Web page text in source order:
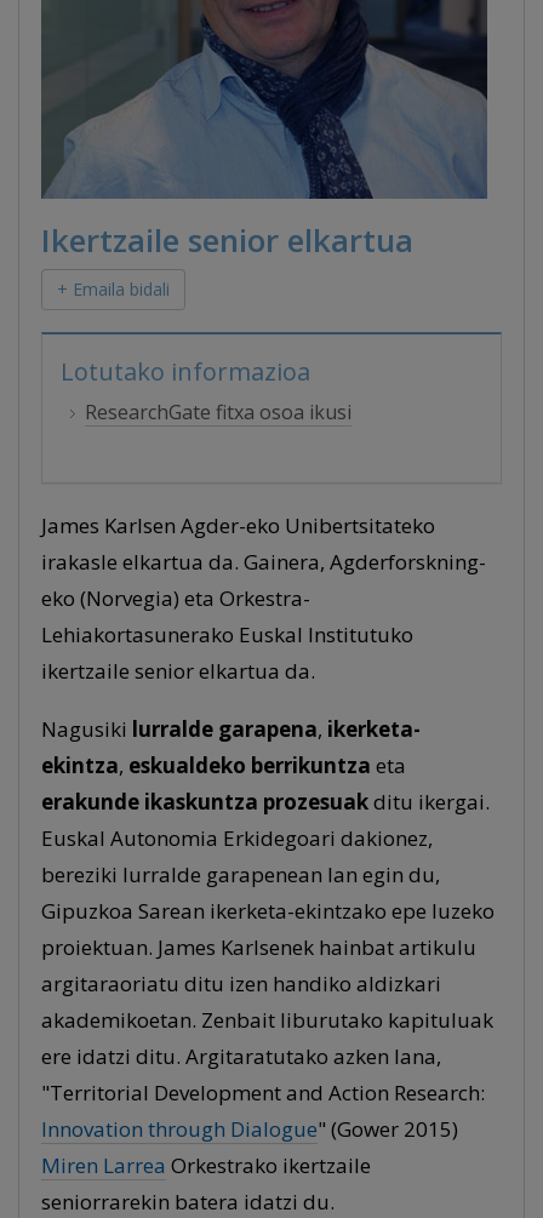
Ikertzaile senior elkartua
+ Emaila bidali
Lotutako informazioa
ResearchGate fitxa osoa ikusi
James Karlsen Agder-eko Unibertsitateko
irakasle elkartua da. Gainera, Agderforskning-
eko (Norvegia) eta Orkestra-
Lehiakortasunerako Euskal Institutuko
ikertzaile senior elkartua da.
Nagusiki lurralde garapena, ikerketa-
ekintza, eskualdeko berrikuntza eta
erakunde ikaskuntza prozesuakditu ikergai.
Euskal Autonomia Erkidegoari dakionez,
bereziki lurralde garapenean lan egin du,
Gipuzkoa Sarean ikerketa-ekintzako epe luzeko
proiektuan. James Karlsenek hainbat artikulu
argitaraoriatu ditu izen handiko aldizkari
akademikoetan. Zenbait liburutako kapituluak
ere idatzi ditu. Argitaratutako azken lana,
"Territorial Development and Action Research:
Innovation through Dialogue" (Gower 2015)
Miren Larrea Orkestrako ikertzaile
seniorrarekin batera idatzi du.